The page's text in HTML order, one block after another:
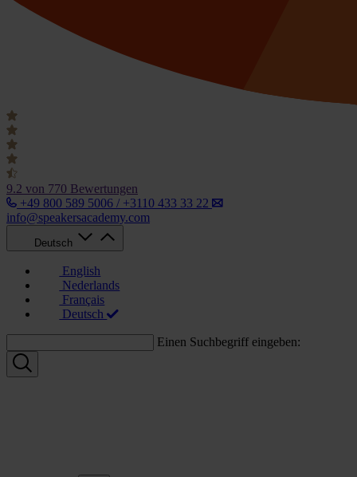
9.2 von 770 Bewertungen
+49 800 589 5006 / +3110 433 33 22
info@speakersacademy.com
Deutsch
English
Nederlands
Français
Deutsch
Einen Suchbegriff eingeben: